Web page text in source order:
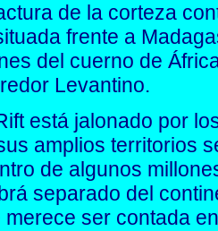
de la corteza
frente a
del cuerno de
Levantino.
está jalonado por
amplios territorios
de algunos
separado del
merece ser contada